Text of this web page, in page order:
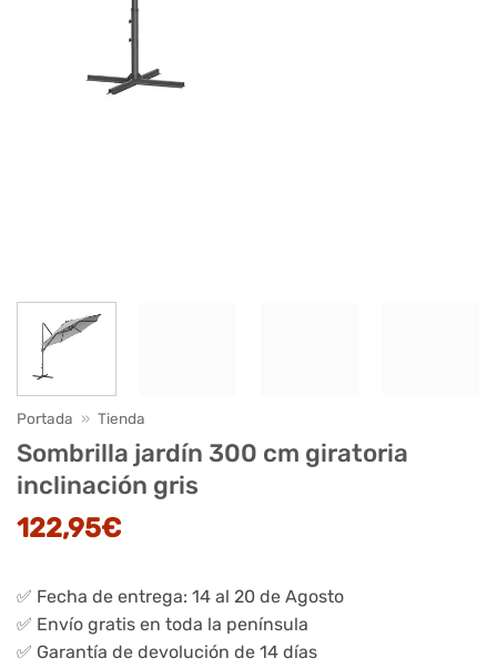
Portada » Tienda
Sombrilla jardín 300 cm giratoria
inclinación gris
122,95€
✅ Fecha de entrega: 14 al 20 de Agosto
✅ Envío gratis en toda la península
✅ Garantía de devolución de 14 días